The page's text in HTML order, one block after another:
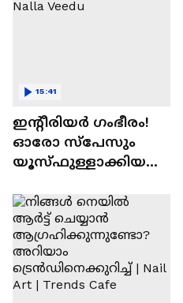
ഇന്റീരിയർ ഗംഭീരം!
ഓരോ സ്‌പേസും
യൂസ്ഫുള്ളാക്കിയ
15:41